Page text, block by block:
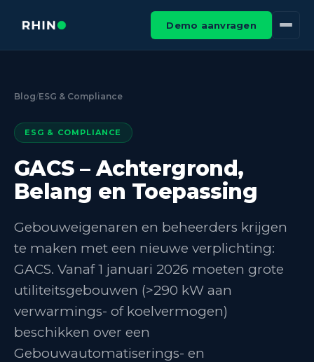
Demo aanvragen
Blog/ESG & Compliance
ESG & COMPLIANCE
GACS – Achtergrond,
Belang en Toepassing
Gebouweigenaren en beheerders krijgen
te maken met een nieuwe verplichting:
GACS. Vanaf 1 januari 2026 moeten grote
utiliteitsgebouwen (>290 kW aan
verwarmings- of koelvermogen)
beschikken over een
Gebouwautomatiserings- en